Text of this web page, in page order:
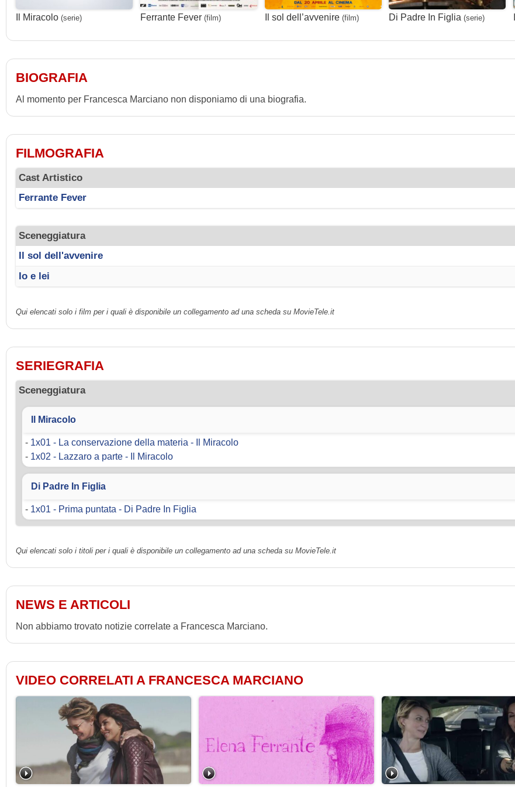
Il Miracolo (serie) Ferrante Fever (film) Il sol dell’avvenire (film) Di Padre In Figlia (serie)
BIOGRAFIA
Al momento per Francesca Marciano non disponiamo di una biografia.
FILMOGRAFIA
Cast Artistico
Ferrante Fever
Sceneggiatura
Il sol dell'avvenire
Io e lei
Qui elencati solo i film per i quali è disponibile un collegamento ad una scheda su MovieTele.it
SERIEGRAFIA
Sceneggiatura
Il Miracolo
- 1x01 - La conservazione della materia - Il Miracolo
- 1x02 - Lazzaro a parte - Il Miracolo
Di Padre In Figlia
- 1x01 - Prima puntata - Di Padre In Figlia
Qui elencati solo i titoli per i quali è disponibile un collegamento ad una scheda su MovieTele.it
NEWS E ARTICOLI
Non abbiamo trovato notizie correlate a Francesca Marciano.
VIDEO CORRELATI A FRANCESCA MARCIANO